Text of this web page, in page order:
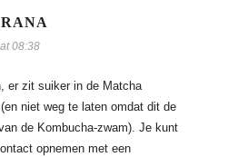
08:38
er zit suiker in de Matcha
niet weg te laten omdat dit de
de Kombucha-zwam). Je kunt
opnemen met een